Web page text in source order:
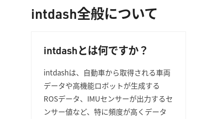
intdash全般について
intdashとは何ですか？
intdashは、自動車から取得される車両
データや高機能ロボットが生成する
ROSデータ、IMUセンサーが出力するセ
ンサー値など、特に頻度が高くデータ